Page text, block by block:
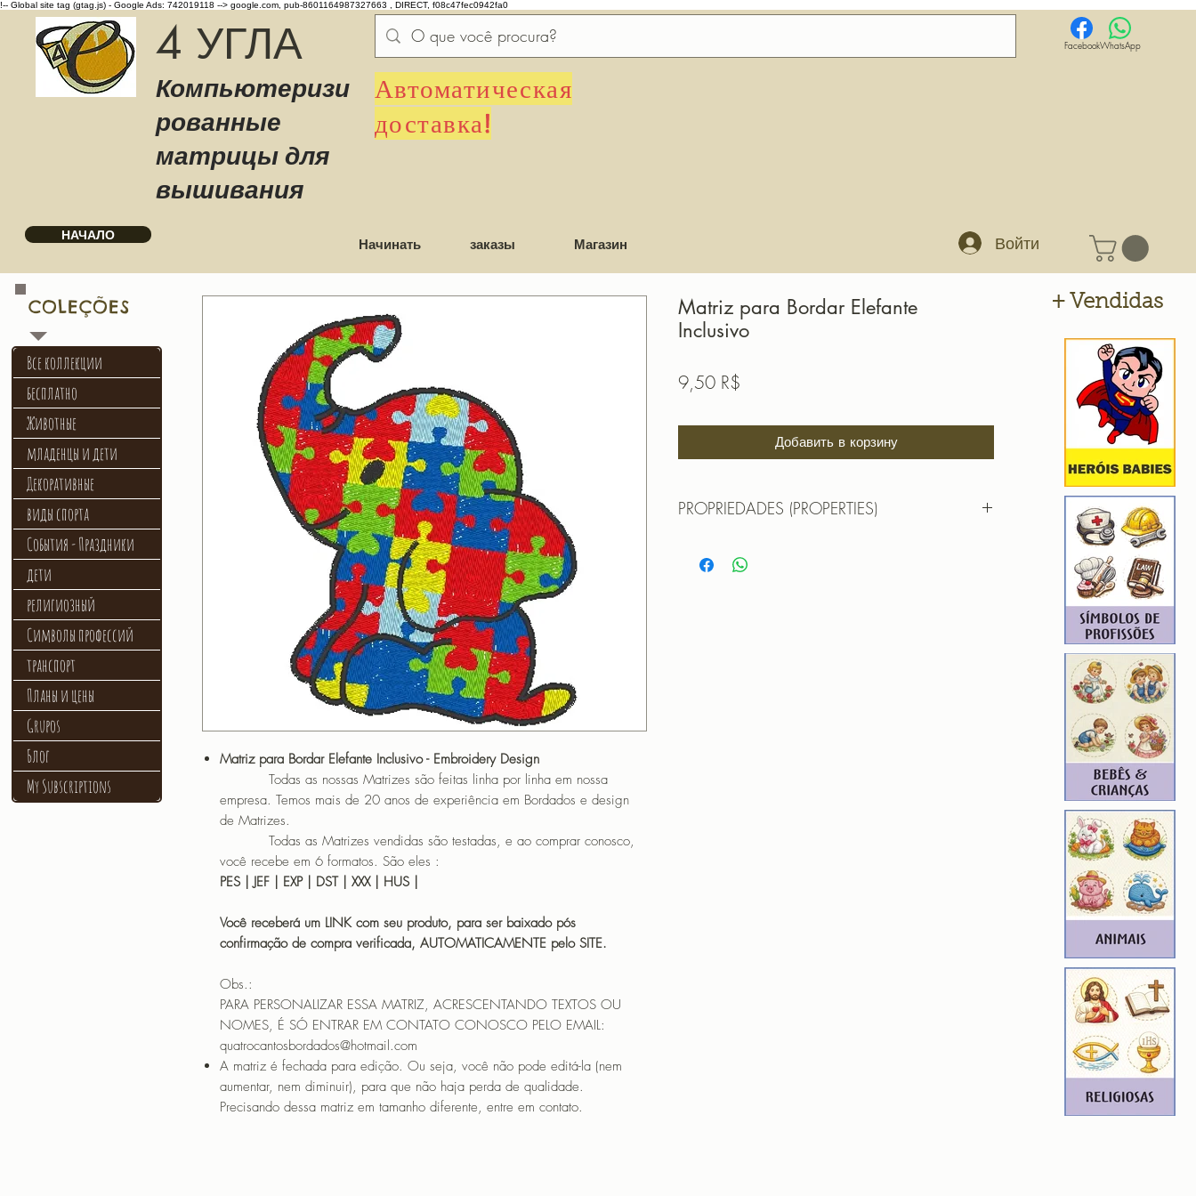
!-- Global site tag (gtag.js) - Google Ads: 742019118 --> google.com, pub-8601164987327663 , DIRECT, f08c47fec0942fa0
4 УГЛА
Компьютеризи
рованные
матрицы для
вышивания
Автоматическая
доставка!
FacebookWhatsApp
НАЧАЛО
Начинать заказы Магазин Войти
Matriz para Bordar Elefante Inclusivo - Embroidery Design
Todas as nossas Matrizes são feitas linha por linha em nossa
empresa. Temos mais de 20 anos de experiência em Bordados e design
de Matrizes.
Todas as Matrizes vendidas são testadas, e ao comprar conosco,
você recebe em 6 formatos. São eles :
PES | JEF | EXP | DST | XXX | HUS |
Você receberá um LINK com seu produto, para ser baixado pós
confirmação de compra verificada, AUTOMATICAMENTE pelo SITE.
Obs.:
PARA PERSONALIZAR ESSA MATRIZ, ACRESCENTANDO TEXTOS OU
NOMES, É SÓ ENTRAR EM CONTATO CONOSCO PELO EMAIL:
quatrocantosbordados@hotmail.com
A matriz é fechada para edição. Ou seja, você não pode editá-la (nem
aumentar, nem diminuir), para que não haja perda de qualidade.
Precisando dessa matriz em tamanho diferente, entre em contato.
Matriz para Bordar Elefante
Inclusivo
9,50 R$
Добавить в корзину
PROPRIEDADES (PROPERTIES)
Formatos:
Все коллекции
бесплатно
Животные
младенцы и дети
Декоративные
виды спорта
События - Праздники
дети
религиозный
Символы профессий
транспорт
Планы и цены
Grupos
Блог
My Subscriptions
COLEÇÕES + Vendidas